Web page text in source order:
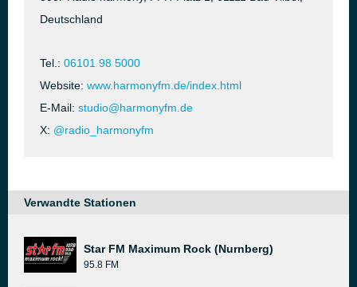
Deutschland
Tel.: 06101 98 5000
Website: www.harmonyfm.de/index.html
E-Mail: studio@harmonyfm.de
X: @radio_harmonyfm
Verwandte Stationen
Star FM Maximum Rock (Nurnberg)
95.8 FM